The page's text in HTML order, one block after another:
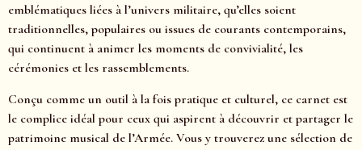
emblématiques liées à l’univers militaire, qu’elles soient
traditionnelles, populaires ou issues de courants contemporains,
qui continuent à animer les moments de convivialité, les
cérémonies et les rassemblements.
Conçu comme un outil à la fois pratique et culturel, ce carnet est
le complice idéal pour ceux qui aspirent à découvrir et partager le
patrimoine musical de l’Armée. Vous y trouverez une sélection de